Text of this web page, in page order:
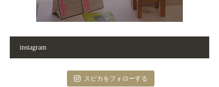
instagram
スピカをフォローする